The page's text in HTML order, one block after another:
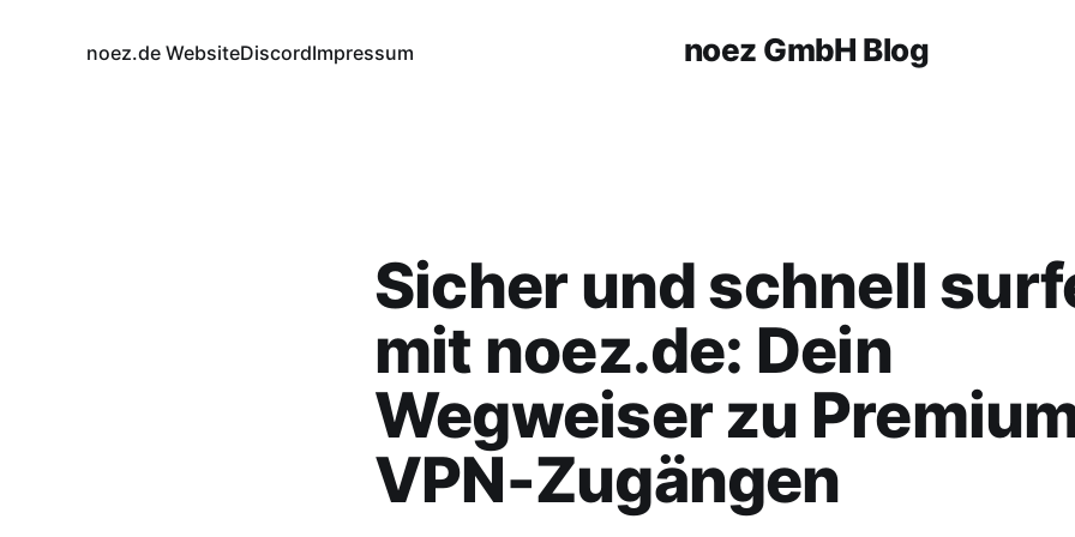
noez GmbH Blog
noez.de WebsiteDiscordImpressum
Sicher und schnell
mit noez.de: Dein
Wegweiser zu
VPN-Zugängen